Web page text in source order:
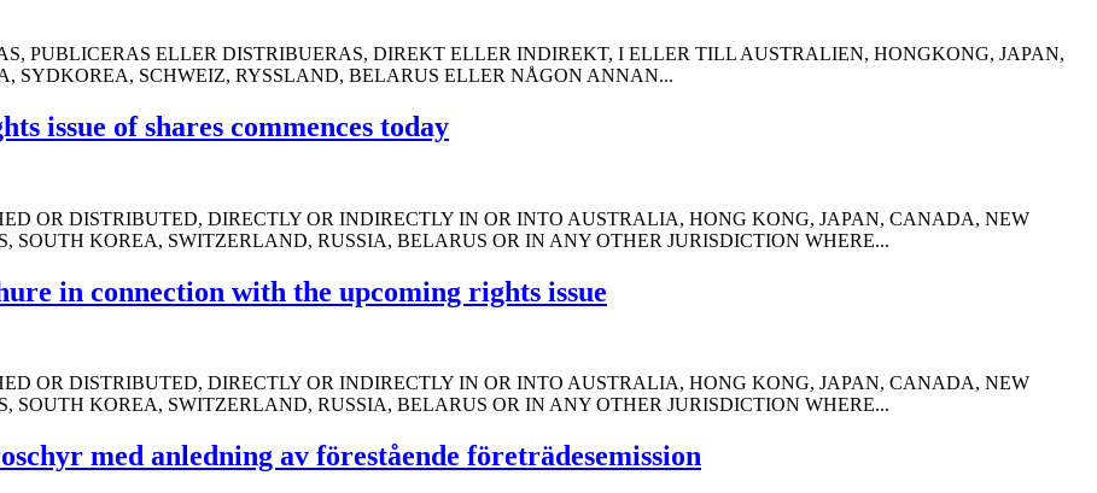
PUBLICERAS ELLER DISTRIBUERAS, DIREKT ELLER INDIREKT, I ELLER TILL AUSTRALIEN, HONGKONG, JAPAN,
SYDKOREA, SCHWEIZ, RYSSLAND, BELARUS ELLER NÅGON ANNAN...
issue of shares commences today
OR DISTRIBUTED, DIRECTLY OR INDIRECTLY IN OR INTO AUSTRALIA, HONG KONG, JAPAN, CANADA, NEW
SOUTH KOREA, SWITZERLAND, RUSSIA, BELARUS OR IN ANY OTHER JURISDICTION WHERE...
in connection with the upcoming rights issue
OR DISTRIBUTED, DIRECTLY OR INDIRECTLY IN OR INTO AUSTRALIA, HONG KONG, JAPAN, CANADA, NEW
SOUTH KOREA, SWITZERLAND, RUSSIA, BELARUS OR IN ANY OTHER JURISDICTION WHERE...
med anledning av förestående företrädesemission